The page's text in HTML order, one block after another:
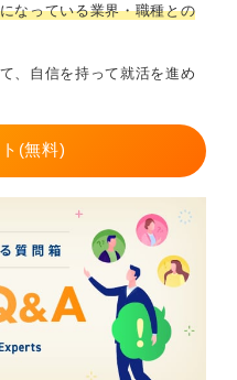
をSNSで発信しつつ、購
ことが重要です。
ターといった媒体制作側
し、媒体の方向性に沿
ランドや媒体について
プトをどう解釈し、自分
？」を考え、SNSやブロ
作成しましょう。
は、販売経験をアルバイ
ネートを店長や先輩に
バックを得ることで成長
なっている業界・職種との
、自信を持って就活を進め
(無料)